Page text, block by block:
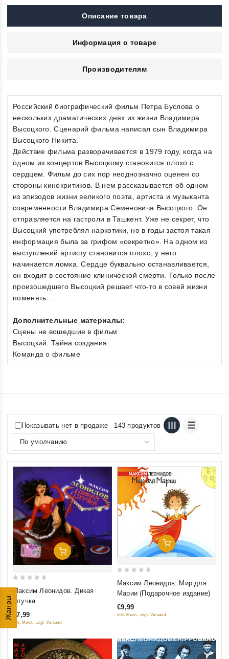
Жанры
Описание товара
Информация о товаре
Производителям
Российский биографический фильм Петра Буслова о
нескольких драматических днях из жизни Владимира
Высоцкого. Сценарий фильма написал сын Владимира
Высоцкого Никита.
Действие фильма разворачивается в 1979 году, когда на
одном из концертов Высоцкому становится плохо с
сердцем. Фильм до сих пор неоднозначно оценен со
стороны кинокритиков. В нем рассказывается об одном
из эпизодов жизни великого поэта, артиста и музыканта
современности Владимира Семеновича Высоцкого. Он
отправляется на гастроли в Ташкент. Уже не секрет, что
Высоцкий употреблял наркотики, но в годы застоя такая
информация была за грифом «секретно». На одном из
выступлений артисту становится плохо, у него
начинается ломка. Сердце буквально останавливается,
он входит в состояние клинической смерти. Только после
произошедшего Высоцкий решает что-то в совей жизни
поменять…
Дополнительные материалы:
Сцены не вошедшие в фильм
Высоцкий. Тайна создания
Команда о фильме
Показывать нет в продаже 143 продуктов
Добавить В Корзину
Максим Леонидов. Дикая
штучка
€7,99
inkl. Mwst., zzgl. Versand
Добавить В Корзину
5
Максим Леонидов. Мир для
Марии (Подарочное издание)
€9,99
inkl. Mwst., zzgl. Versand